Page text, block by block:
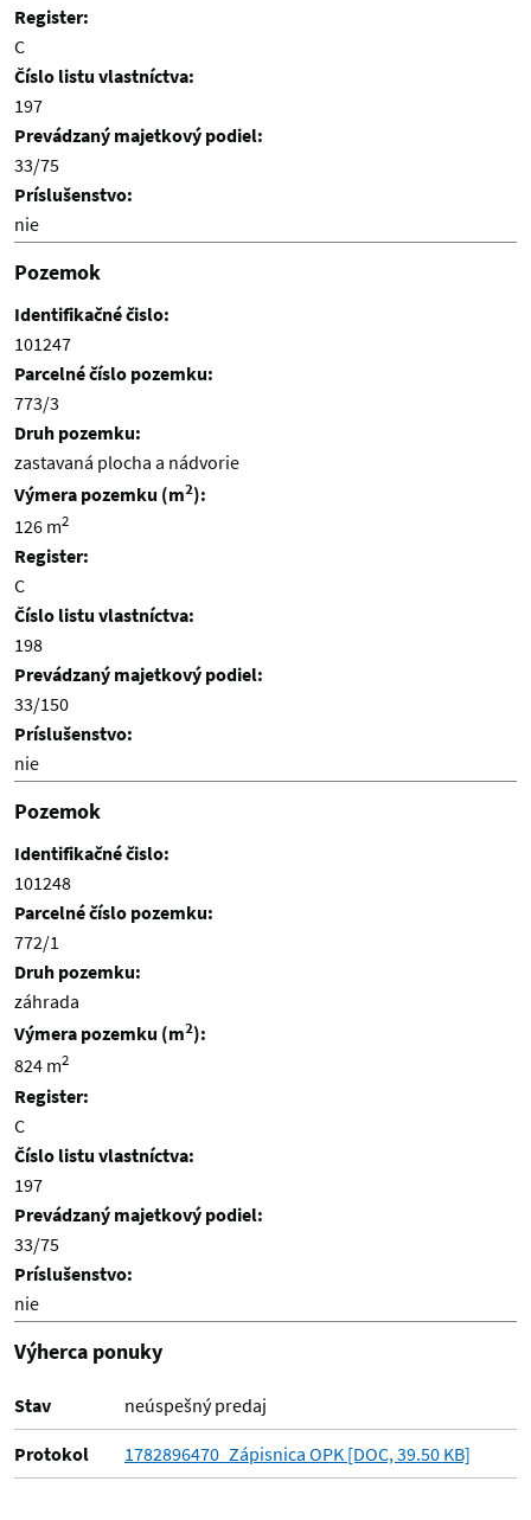
Register:
C
Číslo listu vlastníctva:
197
Prevádzaný majetkový podiel:
33/75
Príslušenstvo:
nie
Pozemok
Identifikačné čislo:
101247
Parcelné číslo pozemku:
773/3
Druh pozemku:
zastavaná plocha a nádvorie
Výmera pozemku (m2):
126 m2
Register:
C
Číslo listu vlastníctva:
198
Prevádzaný majetkový podiel:
33/150
Príslušenstvo:
nie
Pozemok
Identifikačné čislo:
101248
Parcelné číslo pozemku:
772/1
Druh pozemku:
záhrada
Výmera pozemku (m2):
824 m2
Register:
C
Číslo listu vlastníctva:
197
Prevádzaný majetkový podiel:
33/75
Príslušenstvo:
nie
Výherca ponuky
Stav neúspešný predaj
Protokol 1782896470_Zápisnica OPK [DOC, 39.50 KB]